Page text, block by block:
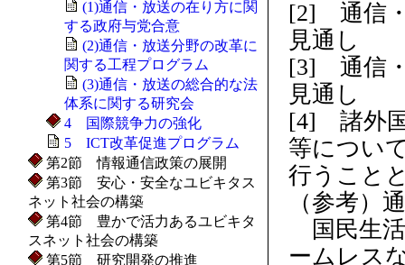
(1)通信・放送の在り方に関
する政府与党合意
(2)通信・放送分野の改革に
関する工程プログラム
(3)通信・放送の総合的な法
体系に関する研究会
4 国際競争力の強化
5 ICT改革促進プログラム
第2節 情報通信政策の展開
第3節 安心・安全なユビキタス
ネット社会の構築
第4節 豊かで活力あるユビキタ
スネット社会の構築
第5節 研究開発の推進
[2] 通信・
見通し
[3] 通信
見通し
[4] 諸外
等につい
行うこと
（参考）
国民生
ームレス